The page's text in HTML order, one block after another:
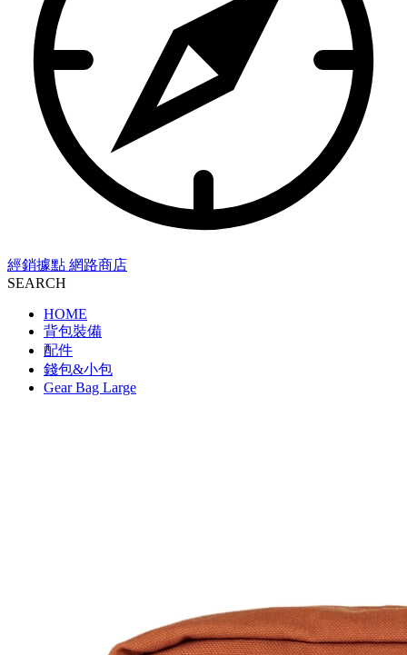
經銷據點 網路商店
SEARCH
HOME
背包裝備
配件
錢包&小包
Gear Bag Large